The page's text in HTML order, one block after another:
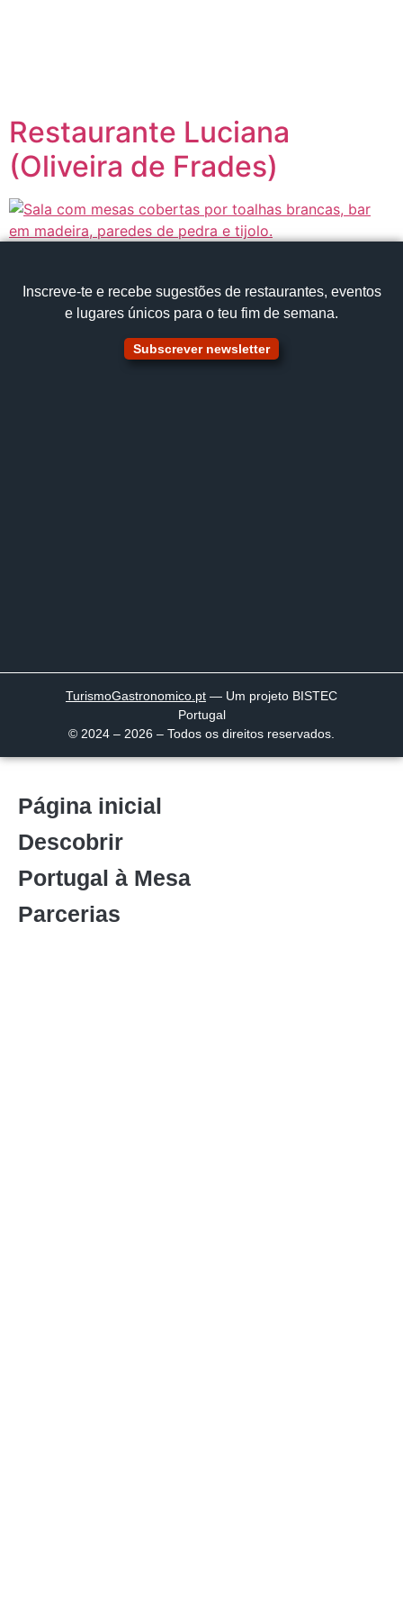
Restaurante Luciana
(Oliveira de Frades)
Inscreve‑te e recebe sugestões de restaurantes, eventos
e lugares únicos para o teu fim de semana.
Subscrever newsletter
TurismoGastronomico .pt — Um projeto BISTEC
Portugal
© 2024 – 2026 – Todos os direitos reservados.
Página inicial
Descobrir
Portugal à Mesa
Parcerias